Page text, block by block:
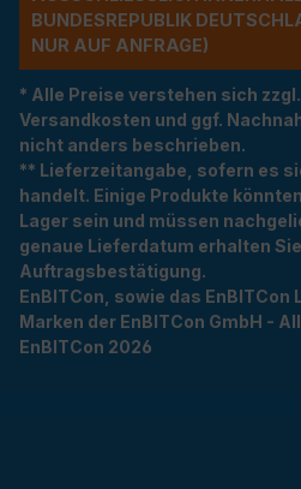
NDESREPUBLIK
R AUF ANFRAGE)
* Alle Preise verstehen sich
Versandkosten und ggf.
nicht anders beschrieben.
** Lieferzeitangabe, sofern es
handelt. Einige Produkte
Lager sein und müssen
genaue Lieferdatum erhalten
Auftragsbestätigung.
EnBITCon, sowie das
Marken der EnBITCon GmbH -
EnBITCon 2026